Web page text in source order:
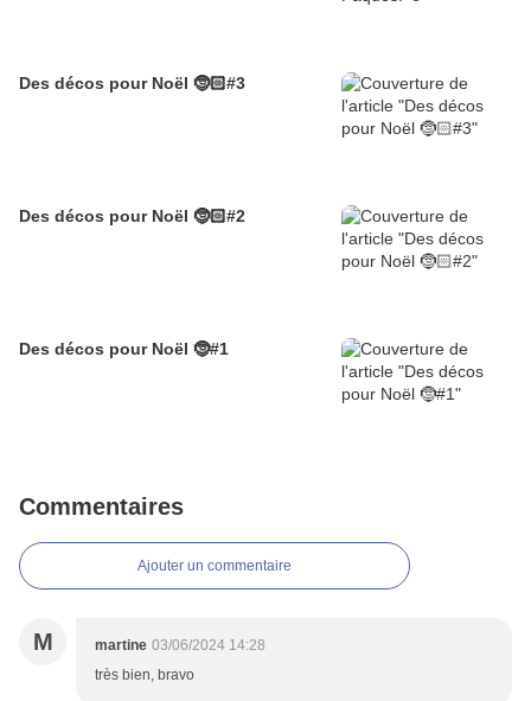
Des décos pour Noël 🤶🏻#3
Des décos pour Noël 🤶🏻#2
Des décos pour Noël 🤶#1
Commentaires
Ajouter un commentaire
M martine 03/06/2024 14:28
très bien, bravo